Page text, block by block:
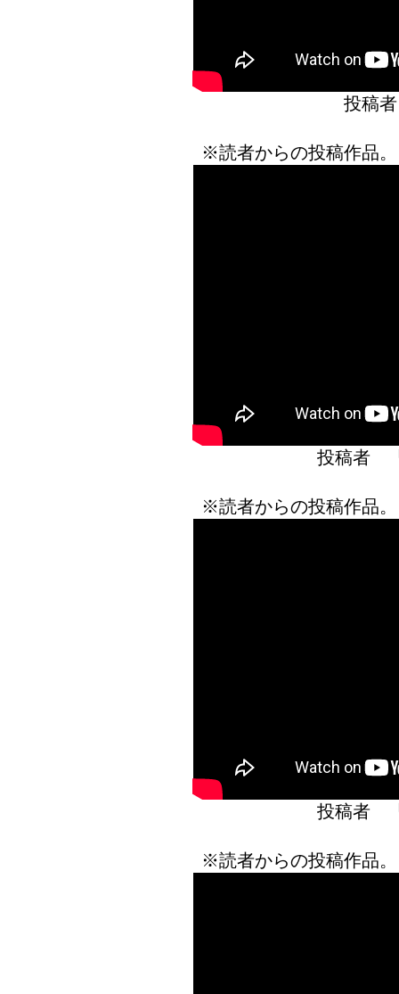
投稿
※読者からの投稿作品
投稿者
※読者からの投稿作品
投稿者
※読者からの投稿作品